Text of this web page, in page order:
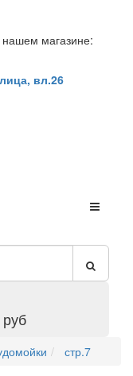
нашем магазине:
вл.26
стр.7